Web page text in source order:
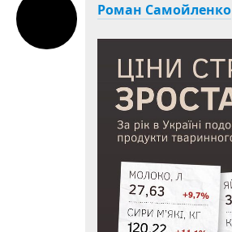
Роман Самойленко